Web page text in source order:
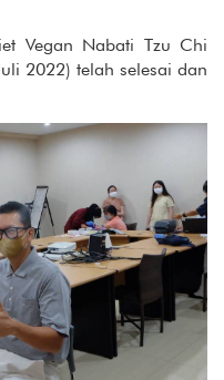
Vegan Nabati Tzu Chi
2022) telah selesai dan